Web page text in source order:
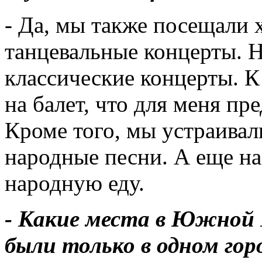
- Да, мы также посещали
танцевальные концерты.
классические концерты.
на балет, что для меня
Кроме того, мы
народные песни. А еще
народную еду.
- Какие места в Южной
были только в одном